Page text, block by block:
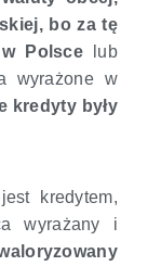
bo za tę
Polsce lub
wyrażone w
kredyty były
kredytem,
wyrażany i